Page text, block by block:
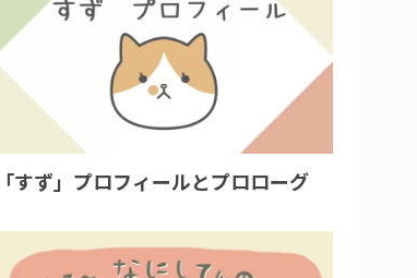
「すず」プロフィールとプロローグ